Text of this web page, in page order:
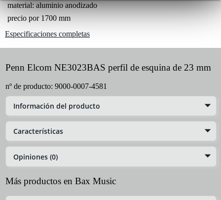
material: aluminio anodizado
precio por 1700 mm
Especificaciones completas
Penn Elcom NE3023BAS perfil de esquina de 23 mm
nº de producto: 9000-0007-4581
Información del producto
Características
Opiniones (0)
Más productos en Bax Music